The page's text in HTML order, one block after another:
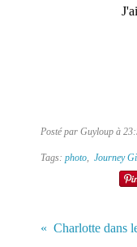
Posté par Guyloup à
Tags: photo, Journey